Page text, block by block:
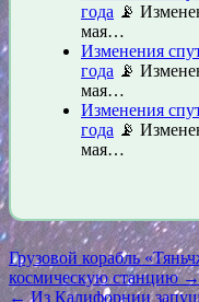
года 📡
мая…
Изменения
года 📡
мая…
Изменения
года 📡
мая…
Навигация
по
Грузовой корабль
космическую станцию →
← Из Калифорнии